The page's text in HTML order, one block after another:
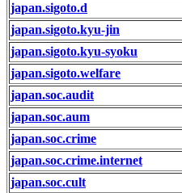
japan.sigoto.d
japan.sigoto.kyu-jin
japan.sigoto.kyu-syoku
japan.sigoto.welfare
japan.soc.audit
japan.soc.aum
japan.soc.crime
japan.soc.crime.internet
japan.soc.cult